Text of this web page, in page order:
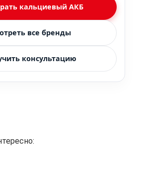
кальциевый АКБ
все бренды
консультацию